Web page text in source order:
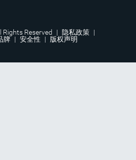
Reserved | 隐私政策 |
牌 | 安全性 | 版权声明